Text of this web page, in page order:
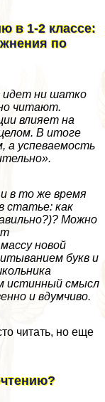
в 1-2 классе:
по
идет ни шатко
читают.
влияет на
В итоге
а успеваемость
в то же время
статье: как
Можно
новой
букв и
истинный смысл
и вдумчиво.
читать, но еще